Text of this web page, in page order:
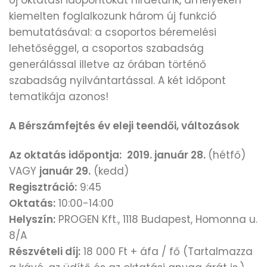
kiemelten foglalkozunk három új funkció
bemutatásával: a csoportos béremelési
lehetőséggel, a csoportos szabadság
generálással illetve az órában történő
szabadság nyilvántartással. A két időpont
tematikája azonos!
A Bérszámfejtés év eleji teendői, változások
Az oktatás időpontja: 2019. január 28. (hétfő)
VAGY január 29. (kedd)
Regisztráció: 9:45
Oktatás: 10:00-14:00
Helyszín: PROGEN Kft., 1118 Budapest, Homonna u.
8/A
Részvételi díj: 18 000 Ft + áfa / fő (Tartalmazza